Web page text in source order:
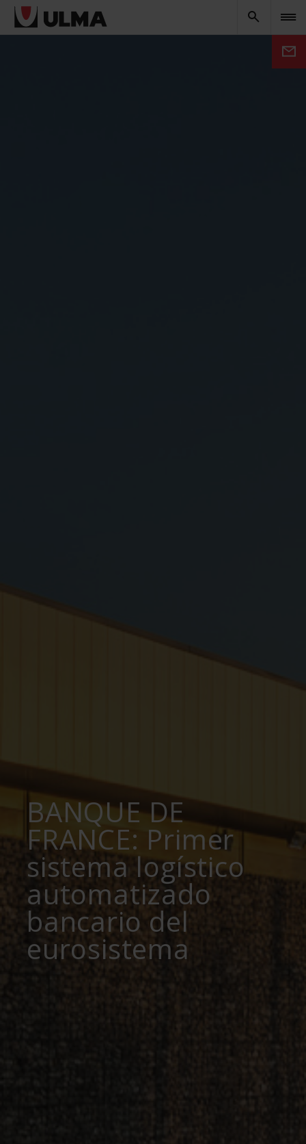
BANQUE DE
FRANCE: Primer
sistema logístico
automatizado
bancario del
eurosistema